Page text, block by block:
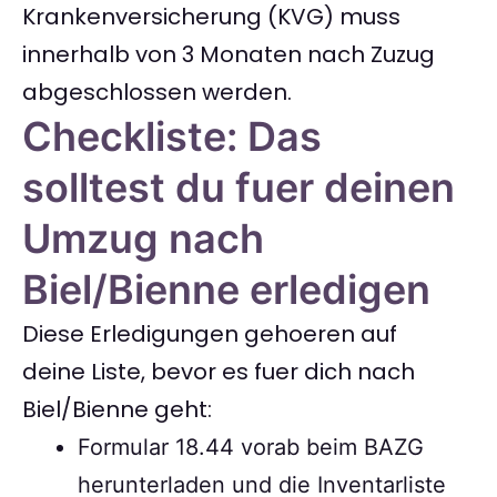
Krankenversicherung (KVG) muss
innerhalb von 3 Monaten nach Zuzug
abgeschlossen werden.
Checkliste: Das
solltest du fuer deinen
Umzug nach
Biel/Bienne erledigen
Diese Erledigungen gehoeren auf
deine Liste, bevor es fuer dich nach
Biel/Bienne geht:
Formular 18.44 vorab beim BAZG
herunterladen und die Inventarliste